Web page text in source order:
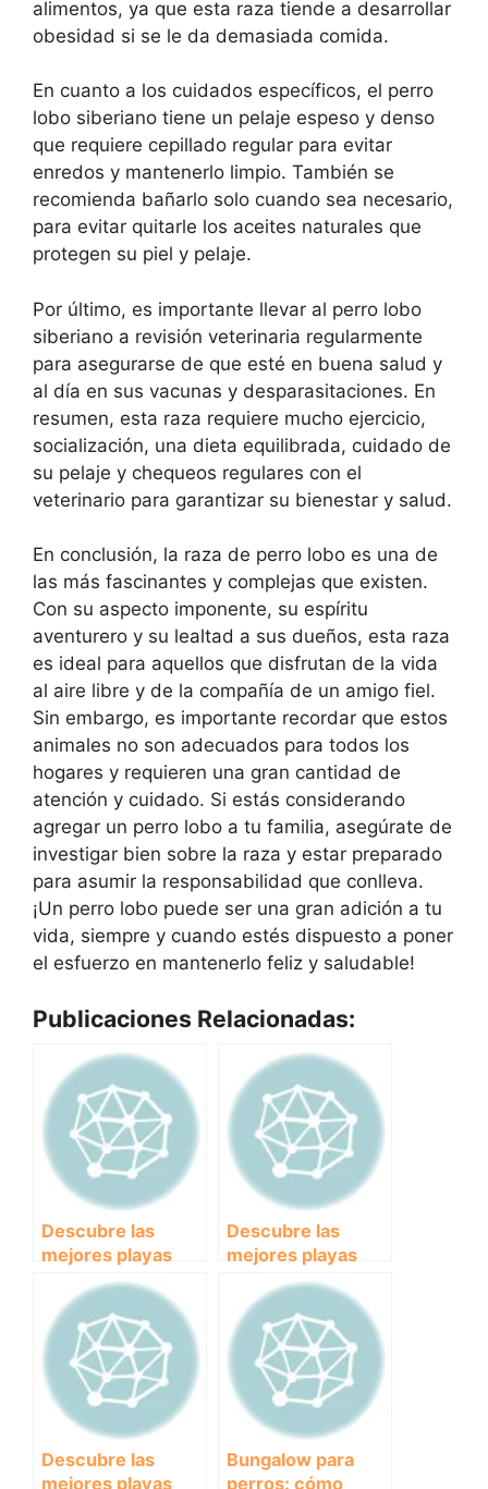
alimentos, ya que esta raza tiende a desarrollar
obesidad si se le da demasiada comida.
En cuanto a los cuidados específicos, el perro
lobo siberiano tiene un pelaje espeso y denso
que requiere cepillado regular para evitar
enredos y mantenerlo limpio. También se
recomienda bañarlo solo cuando sea necesario,
para evitar quitarle los aceites naturales que
protegen su piel y pelaje.
Por último, es importante llevar al perro lobo
siberiano a revisión veterinaria regularmente
para asegurarse de que esté en buena salud y
al día en sus vacunas y desparasitaciones. En
resumen, esta raza requiere mucho ejercicio,
socialización, una dieta equilibrada, cuidado de
su pelaje y chequeos regulares con el
veterinario para garantizar su bienestar y salud.
En conclusión, la raza de perro lobo es una de
las más fascinantes y complejas que existen.
Con su aspecto imponente, su espíritu
aventurero y su lealtad a sus dueños, esta raza
es ideal para aquellos que disfrutan de la vida
al aire libre y de la compañía de un amigo fiel.
Sin embargo, es importante recordar que estos
animales no son adecuados para todos los
hogares y requieren una gran cantidad de
atención y cuidado. Si estás considerando
agregar un perro lobo a tu familia, asegúrate de
investigar bien sobre la raza y estar preparado
para asumir la responsabilidad que conlleva.
¡Un perro lobo puede ser una gran adición a tu
vida, siempre y cuando estés dispuesto a poner
el esfuerzo en mantenerlo feliz y saludable!
Publicaciones Relacionadas:
Descubre las
mejores playas
para perros en
Barcelona y
disfruta de un día
de sol y mar junto
a tu mascota
Descubre las
mejores playas
para perros en
Málaga y disfruta
del verano con tu
mascota.
Descubre las
mejores playas
Bungalow para
perros: cómo